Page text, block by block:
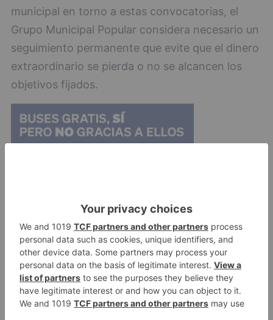
municipal en torno a estas convocatorias, el
Grupo Municipal Popular considera necesario un
seguimiento permanente que evite que el dinero
extraordinario se pierda o no se alcancen los
objetivos fijados.
"El PSOE ha perdido grandes oportunidades por
culpa de un gobierno incapaz de pensar un